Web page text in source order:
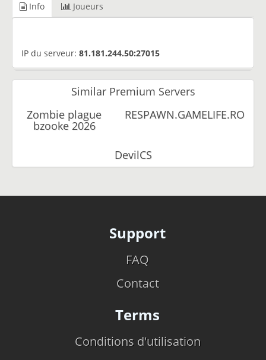
Info Joueurs
IP du serveur: 81.181.244.50:27015
Similar Premium Servers
Zombie plague
bzooke 2026
RESPAWN.GAMELIFE.RO
DevilCS
Support
FAQ
Contact
Terms
Conditions d'utilisation